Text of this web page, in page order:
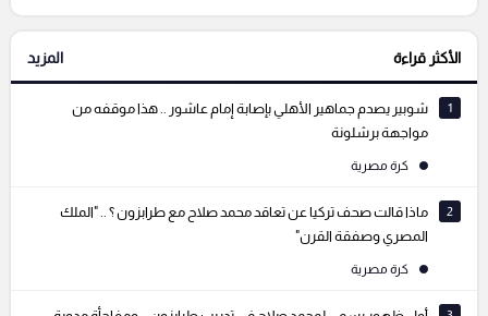
التعليقات السابقة
الأكثر قراءة المزيد
1
شوبير يصدم جماهير الأهلي بإصابة إمام عاشور .. هذا موقفه من
مواجهة برشلونة
كرة مصرية
2
ماذا قالت صحف تركيا عن تعاقد محمد صلاح مع طرابزون ؟ .. "الملك
المصري وصفقة القرن"
كرة مصرية